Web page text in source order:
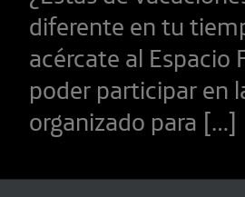
diferente en tu
acércate al Espacio
poder participar en
organizado para […]